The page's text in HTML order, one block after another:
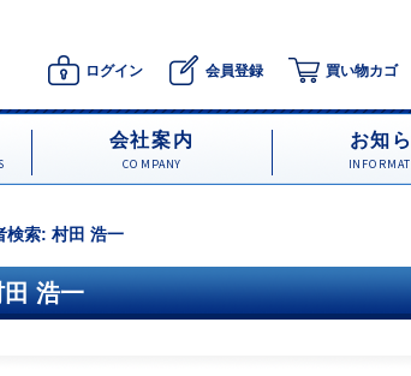
ログイン 会員登録 買い物カゴ
会社案内
COMPANY
お知
検索: 村田 浩一
浩一